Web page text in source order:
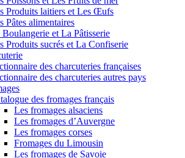
Produits laitiers et Les Œufs
Pâtes alimentaires
et La Pâtisserie
Produits sucrés et La Confiserie
des charcuteries françaises
des charcuteries autres pays
des fromages français
Les fromages alsaciens
Les fromages d’Auvergne
Les fromages corses
Fromages du Limousin
Les fromages de Savoie